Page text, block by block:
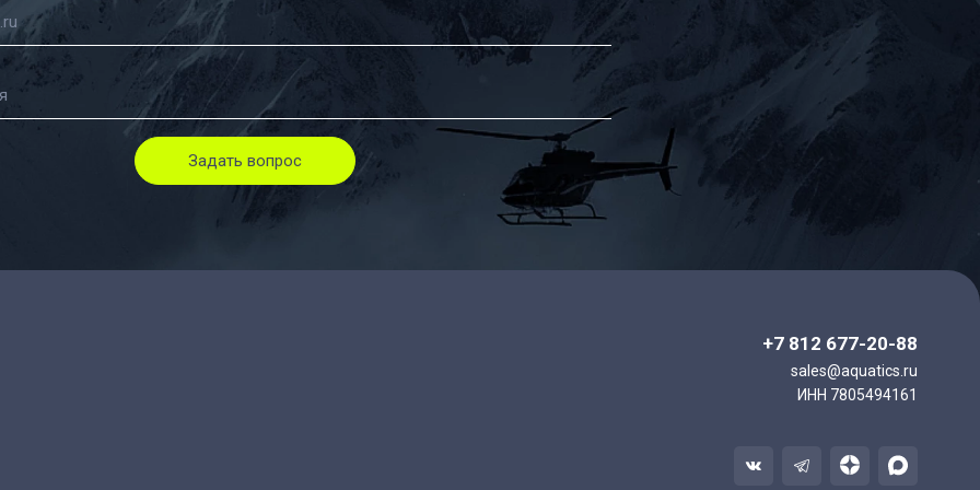
Задать вопрос
+7 812 677-20-88
sales@aquatics.ru
ИНН 7805494161